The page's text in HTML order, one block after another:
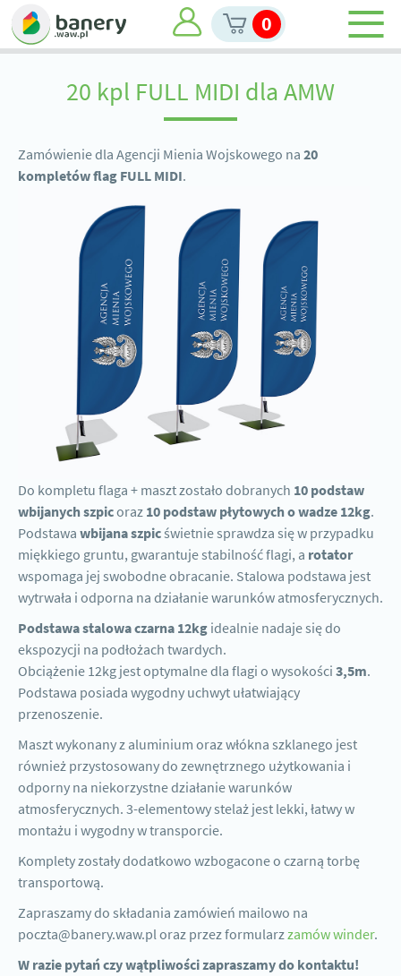
0
20 kpl FULL MIDI dla AMW
Zamówienie dla Agencji Mienia Wojskowego na 20
kompletów flag FULL MIDI.
Do kompletu flaga + maszt zostało dobranych 10 podstaw
wbijanych szpicoraz 10 podstaw płytowych o wadze 12kg.
Podstawa wbijana szpicświetnie sprawdza się w przypadku
miękkiego gruntu, gwarantuje stabilność flagi, a rotator
wspomaga jej swobodne obracanie. Stalowa podstawa jest
wytrwała i odporna na działanie warunków atmosferycznych.
Podstawa stalowa czarna 12kg idealnie nadaje się do
ekspozycji na podłożach twardych.
Obciążenie 12kg jest optymalne dla flagi o wysokości 3,5m.
Podstawa posiada wygodny uchwyt ułatwiający
przenoszenie.
Maszt wykonany z aluminium oraz włókna szklanego jest
również przystosowany do zewnętrznego użytkowania i
odporny na niekorzystne działanie warunków
atmosferycznych. 3-elementowy stelaż jest lekki, łatwy w
montażu i wygodny w transporcie.
Komplety zostały dodatkowo wzbogacone o czarną torbę
transportową.
Zapraszamy do składania zamówień mailowo na
poczta@banery.waw.pl oraz przez formularzzamów winder.
W razie pytań czy wątpliwości zapraszamy do kontaktu!